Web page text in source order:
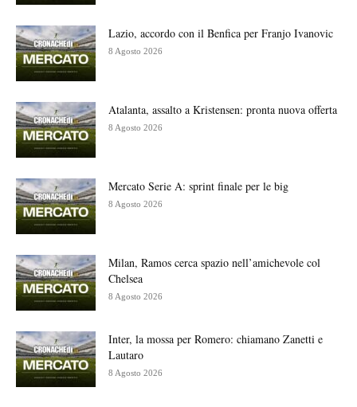
Lazio, accordo con il Benfica per Franjo Ivanovic
8 Agosto 2026
Atalanta, assalto a Kristensen: pronta nuova offerta
8 Agosto 2026
Mercato Serie A: sprint finale per le big
8 Agosto 2026
Milan, Ramos cerca spazio nell’amichevole col
Chelsea
8 Agosto 2026
Inter, la mossa per Romero: chiamano Zanetti e
Lautaro
8 Agosto 2026